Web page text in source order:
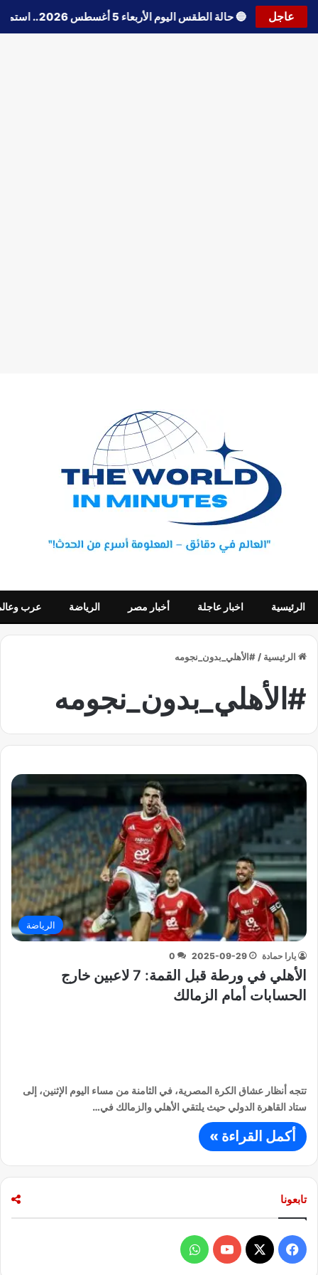
عاجل 🔵حالة الطقس اليوم الأربعاء 5 أغسطس 2026.. استمرار انخفاض الحرارة وتحذيرات من الشبورة واضطراب الملاحة
الرئيسية اخبار عاجلة أخبار مصر الرياضة عرب
الرئيسية / #الأهلي_بدون_نجومه
#الأهلي_بدون_نجومه
الرياضة
يارا حمادة 2025-09-29
0
الأهلي في ورطة قبل القمة: 7 لاعبين خارج
الحسابات أمام الزمالك
تتجه أنظار عشاق الكرة المصرية، في الثامنة من مساء اليوم الإثنين، إلى
ستاد القاهرة الدولي حيث يلتقي الأهلي والزمالك في…
أكمل القراءة »
تابعونا